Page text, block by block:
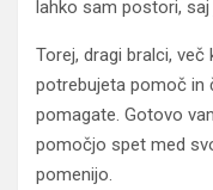
lahko sam postori,
Torej, dragi bralci,
potrebujeta pomoč in
pomagate. Gotovo
pomočjo spet med
pomenijo.